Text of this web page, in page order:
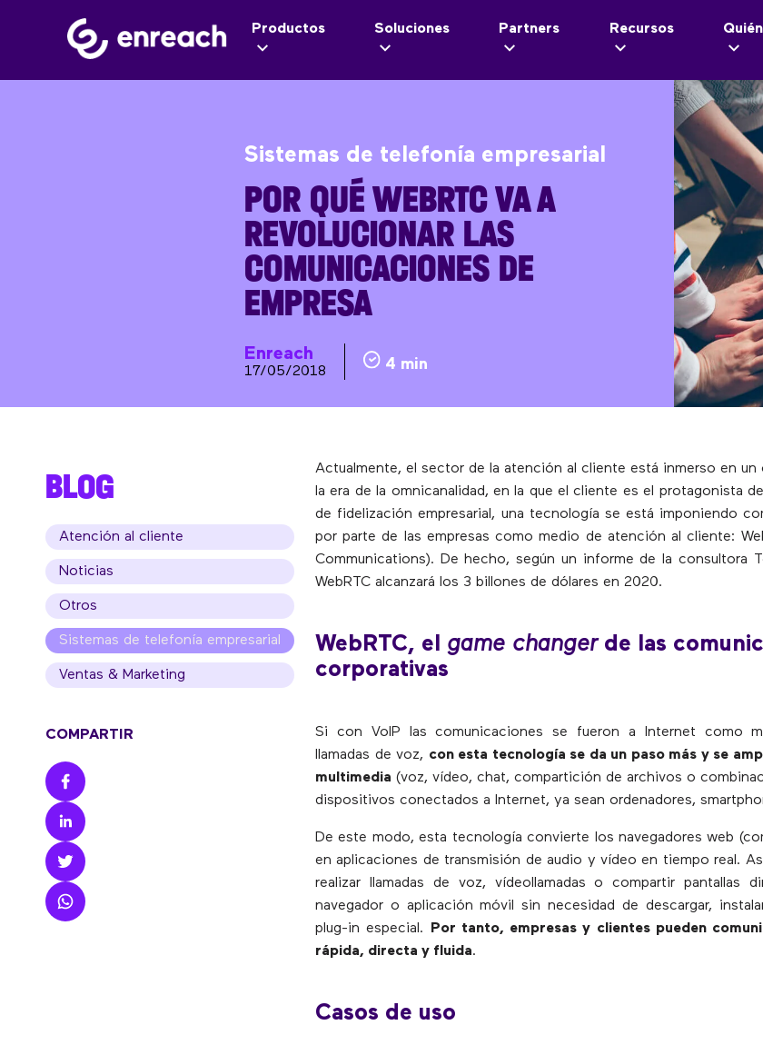
Productos Soluciones Partners Recursos
Sistemas de telefonía empresarial
POR QUÉ WEBRTC VA A
REVOLUCIONAR LAS
COMUNICACIONES DE
EMPRESA
Enreach
17/05/2018 4 min
Actualmente, el sector de la atención al cliente está inmerso en un
la era de la omnicanalidad, en la que el cliente es el protagonista
de fidelización empresarial, una tecnología se está imponiendo
por parte de las empresas como medio de atención al cliente:
Communications). De hecho, según un informe de la consultora
WebRTC alcanzará los 3 billones de dólares en 2020.
WebRTC, el game changerde las
corporativas
Si con VoIP las comunicaciones se fueron a Internet como
llamadas de voz, con esta tecnología se da un paso más y se
multimedia (voz, vídeo, chat, compartición de archivos o
dispositivos conectados a Internet, ya sean ordenadores,
De este modo, esta tecnología convierte los navegadores web
en aplicaciones de transmisión de audio y vídeo en tiempo real.
realizar llamadas de voz, vídeollamadas o compartir pantallas
navegador o aplicación móvil sin necesidad de descargar,
plug-in especial.
Por tanto, empresas y clientes pueden
rápida, directa y fluida.
Casos de uso
BLOG
Atención al cliente
Noticias
Otros
Sistemas de telefonía empresarial
Ventas & Marketing
COMPARTIR